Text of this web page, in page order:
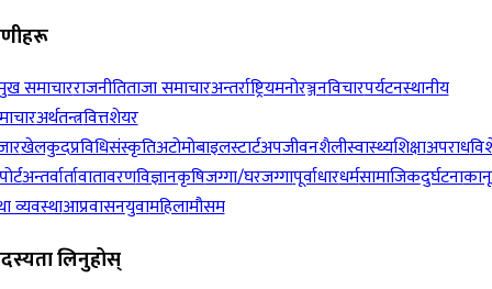
समाचारराजनीतिताजा समाचारअन्तर्राष्ट्रियमनोरञ्जनविचारपर्यटनस्थानीय
अर्थतन्त्रवित्तशेयर
खेलकुदप्रविधिसंस्कृतिअटोमोबाइलस्टार्टअपजीवनशैलीस्वास्थ्यशिक्षाअपराध
अन्तर्वार्तावातावरणविज्ञानकृषिजग्गा/घरजग्गापूर्वाधारधर्मसामाजिकदुर्घटना
व्यवस्थाआप्रवासनयुवामहिलामौसम
लिनुहोस्